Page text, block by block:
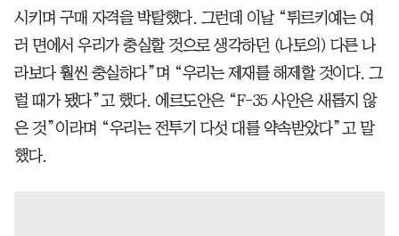
시키며 구매 자격을 박탈했다. 그런데 이날 “튀르키예는 여
러 면에서 우리가 충실할 것으로 생각하던 (나토의) 다른 나
라보다 훨씬 충실하다”며 “우리는 제재를 해제할 것이다. 그
럴 때가 됐다”고 했다. 에르도안은 “F-35 사안은 새롭지 않
은 것”이라며 “우리는 전투기 다섯 대를 약속받았다”고 말
했다.